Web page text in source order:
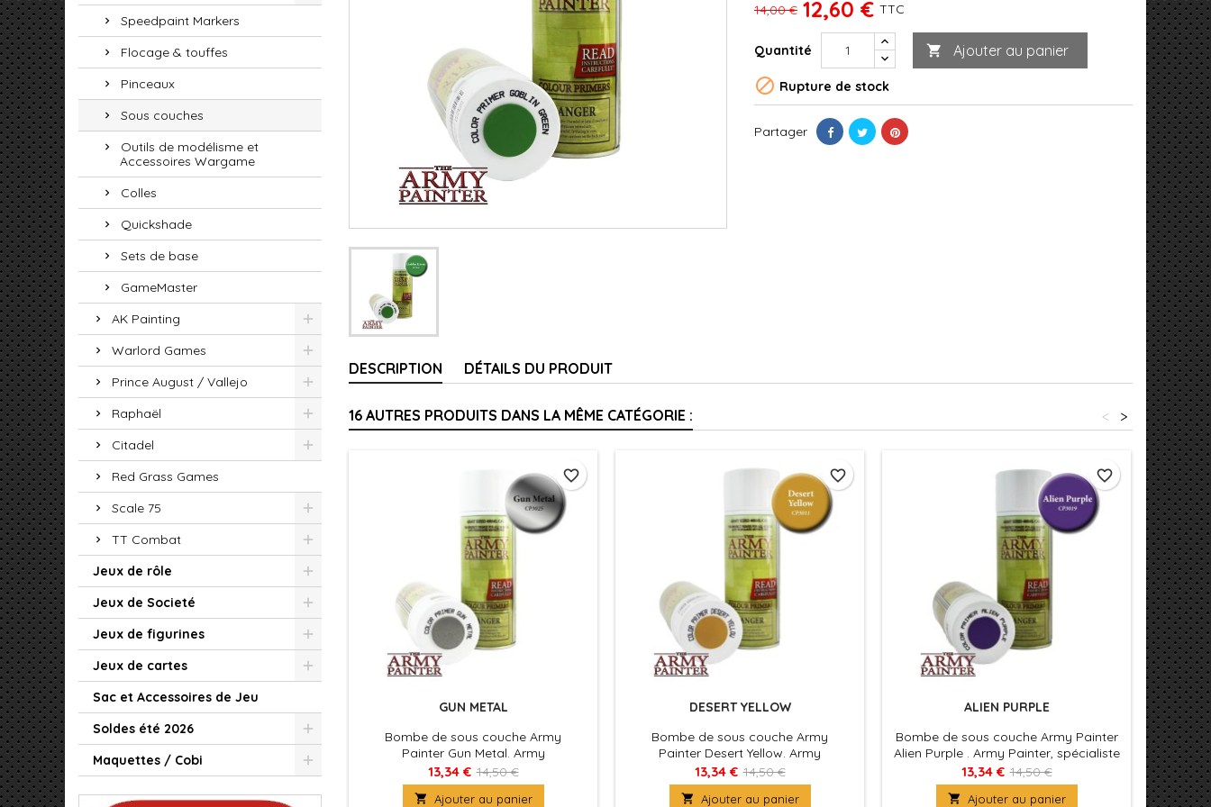
Speedpaint Markers
Flocage & touffes
Pinceaux
Sous couches
Outils de modélisme et
Accessoires Wargame
Colles
Quickshade
Sets de base
GameMaster
AK Painting
Warlord Games
Prince August / Vallejo
Raphaël
Citadel
Red Grass Games
Scale 75
TT Combat
Jeux de rôle
Jeux de Societé
Jeux de figurines
Jeux de cartes
Sac et Accessoires de Jeu
Soldes été 2026
Maquettes / Cobi
14,00 € 12,60 € TTC
Quantité  Ajouter au panier
 Rupture de stock
Partager
DESCRIPTION DÉTAILS DU PRODUIT
16 AUTRES PRODUITS DANS LA MÊME CATÉGORIE : >
<
GUN METAL
Bombe de sous couche Army
Painter Gun Metal. Army
Painter, spécialiste de la peinture pour
figurines
13,34 € 14,50 €
 Ajouter au panier
favorite_border
DESERT YELLOW
Bombe de sous couche Army
Painter Desert Yellow. Army
Painter, spécialiste de la peinture pour
figurines
13,34 € 14,50 €
 Ajouter au panier
favorite_border
ALIEN PURPLE
Bombe de sous couche Army Painter
Alien Purple . Army Painter, spécialiste
de la peinture pour figurines
13,34 € 14,50 €
 Ajouter au panier
favorite_border
Bombe
Uniform
de